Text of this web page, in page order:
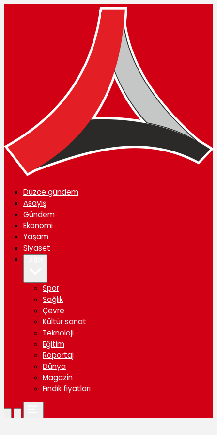
Düzce gündem
Asayiş
Gündem
Ekonomi
Yaşam
Siyaset
Spor
Sağlık
Çevre
Kültür sanat
Teknoloji
Eğitim
Röportaj
Dünya
Magazin
Fındık fiyatları